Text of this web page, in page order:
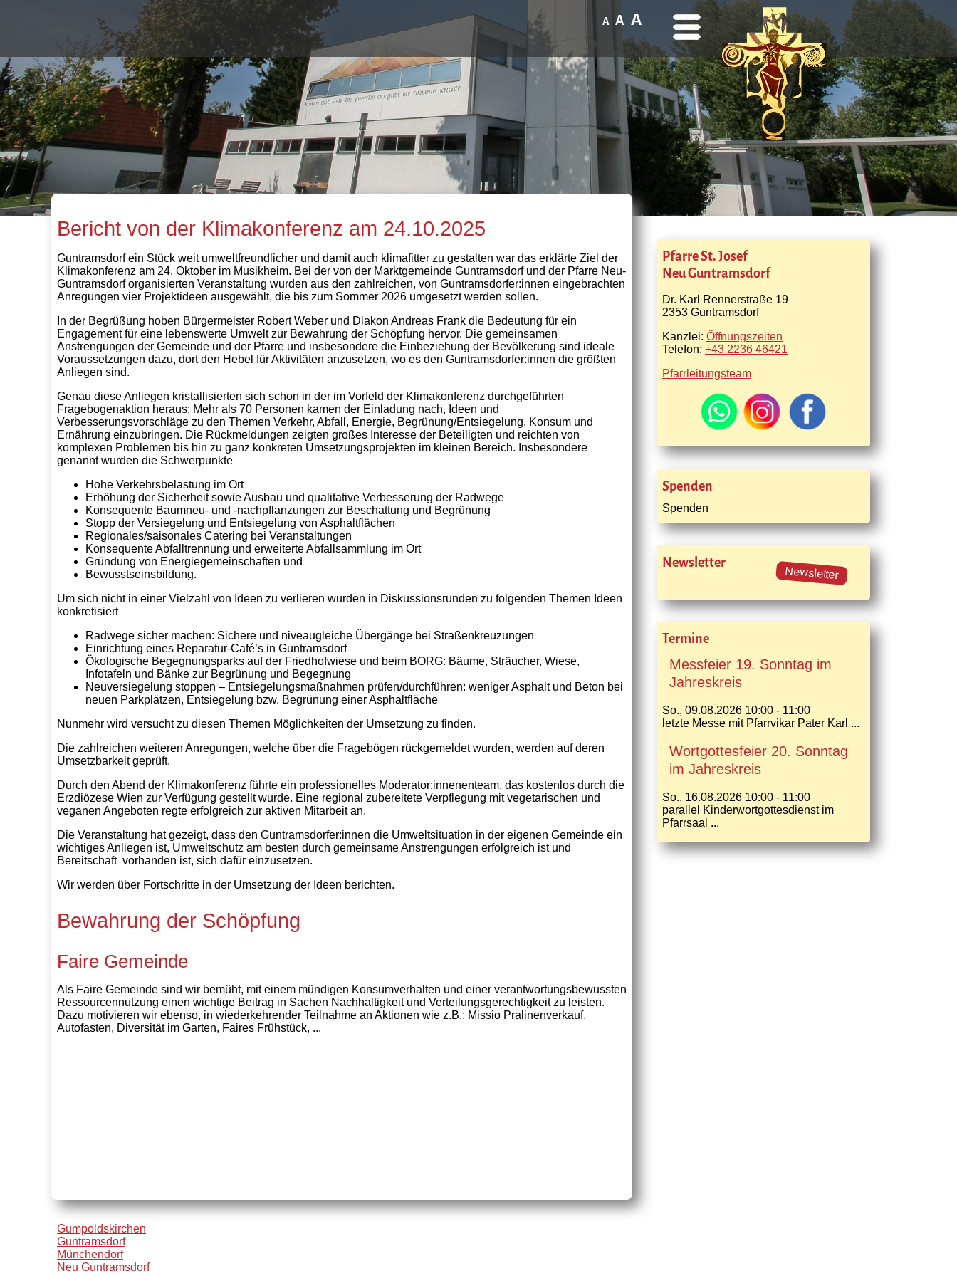
A A A
Bericht von der Klimakonferenz am 24.10.2025
Guntramsdorf ein Stück weit umweltfreundlicher und damit auch klimafitter zu gestalten war das erklärte Ziel der
Klimakonferenz am 24. Oktober im Musikheim. Bei der von der Marktgemeinde Guntramsdorf und der Pfarre Neu-
Guntramsdorf organisierten Veranstaltung wurden aus den zahlreichen, von Guntramsdorfer:innen eingebrachten
Anregungen vier Projektideen ausgewählt, die bis zum Sommer 2026 umgesetzt werden sollen.
In der Begrüßung hoben Bürgermeister Robert Weber und Diakon Andreas Frank die Bedeutung für ein
Engagement für eine lebenswerte Umwelt zur Bewahrung der Schöpfung hervor. Die gemeinsamen
Anstrengungen der Gemeinde und der Pfarre und insbesondere die Einbeziehung der Bevölkerung sind ideale
Voraussetzungen dazu, dort den Hebel für Aktivitäten anzusetzen, wo es den Guntramsdorfer:innen die größten
Anliegen sind.
Genau diese Anliegen kristallisierten sich schon in der im Vorfeld der Klimakonferenz durchgeführten
Fragebogenaktion heraus: Mehr als 70 Personen kamen der Einladung nach, Ideen und
Verbesserungsvorschläge zu den Themen Verkehr, Abfall, Energie, Begrünung/Entsiegelung, Konsum und
Ernährung einzubringen. Die Rückmeldungen zeigten großes Interesse der Beteiligten und reichten von
komplexen Problemen bis hin zu ganz konkreten Umsetzungsprojekten im kleinen Bereich. Insbesondere
genannt wurden die Schwerpunkte
Hohe Verkehrsbelastung im Ort
Erhöhung der Sicherheit sowie Ausbau und qualitative Verbesserung der Radwege
Konsequente Baumneu- und -nachpflanzungen zur Beschattung und Begrünung
Stopp der Versiegelung und Entsiegelung von Asphaltflächen
Regionales/saisonales Catering bei Veranstaltungen
Konsequente Abfalltrennung und erweiterte Abfallsammlung im Ort
Gründung von Energiegemeinschaften und
Bewusstseinsbildung.
Um sich nicht in einer Vielzahl von Ideen zu verlieren wurden in Diskussionsrunden zu folgenden Themen Ideen
konkretisiert
Radwege sicher machen: Sichere und niveaugleiche Übergänge bei Straßenkreuzungen
Einrichtung eines Reparatur-Café’s in Guntramsdorf
Ökologische Begegnungsparks auf der Friedhofwiese und beim BORG: Bäume, Sträucher, Wiese,
Infotafeln und Bänke zur Begrünung und Begegnung
Neuversiegelung stoppen – Entsiegelungsmaßnahmen prüfen/durchführen: weniger Asphalt und Beton bei
neuen Parkplätzen, Entsiegelung bzw. Begrünung einer Asphaltfläche
Nunmehr wird versucht zu diesen Themen Möglichkeiten der Umsetzung zu finden.
Die zahlreichen weiteren Anregungen, welche über die Fragebögen rückgemeldet wurden, werden auf deren
Umsetzbarkeit geprüft.
Durch den Abend der Klimakonferenz führte ein professionelles Moderator:innenenteam, das kostenlos durch die
Erzdiözese Wien zur Verfügung gestellt wurde. Eine regional zubereitete Verpflegung mit vegetarischen und
veganen Angeboten regte erfolgreich zur aktiven Mitarbeit an.
Die Veranstaltung hat gezeigt, dass den Guntramsdorfer:innen die Umweltsituation in der eigenen Gemeinde ein
wichtiges Anliegen ist, Umweltschutz am besten durch gemeinsame Anstrengungen erfolgreich ist und
Bereitschaft vorhanden ist, sich dafür einzusetzen.
Wir werden über Fortschritte in der Umsetzung der Ideen berichten.
Bewahrung der Schöpfung
Faire Gemeinde
Als Faire Gemeinde sind wir bemüht, mit einem mündigen Konsumverhalten und einer verantwortungsbewussten
Ressourcennutzung einen wichtige Beitrag in Sachen Nachhaltigkeit und Verteilungsgerechtigkeit zu leisten.
Dazu motivieren wir ebenso, in wiederkehrender Teilnahme an Aktionen wie z.B.: Missio Pralinenverkauf,
Autofasten, Diversität im Garten, Faires Frühstück, ...
Pfarre St. Josef
Neu Guntramsdorf
Dr. Karl Rennerstraße 19
2353 Guntramsdorf
Kanzlei: Öffnungszeiten
Telefon: +43 2236 46421
Pfarrleitungsteam
Spenden
Spenden
Newsletter
Newsletter
Termine
Messfeier 19. Sonntag im
Jahreskreis
So., 09.08.2026 10:00 - 11:00
letzte Messe mit Pfarrvikar Pater Karl ...
Wortgottesfeier 20. Sonntag
im Jahreskreis
So., 16.08.2026 10:00 - 11:00
parallel Kinderwortgottesdienst im
Pfarrsaal ...
Gumpoldskirchen
Guntramsdorf
Münchendorf
Neu Guntramsdorf